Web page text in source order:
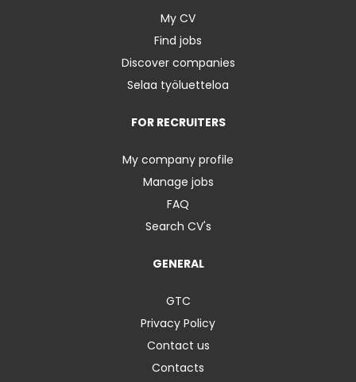
My CV
Find jobs
Discover companies
Selaa työluetteloa
FOR RECRUITERS
My company profile
Manage jobs
FAQ
Search CV's
GENERAL
GTC
Privacy Policy
Contact us
Contacts